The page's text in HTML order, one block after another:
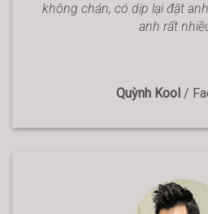
không chán, có dịp lại đặt
anh rất
Quỳnh Kool /